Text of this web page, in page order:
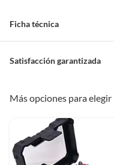
Ficha técnica
Marca
Largo
Ancho
Satisfacción garantizada
Satisfacción garantizada.
que adquiriste o te diste
para tus proyectos, puedes
cambio de producto dentro
Más opciones para elegir